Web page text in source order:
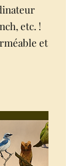
etc. !
et